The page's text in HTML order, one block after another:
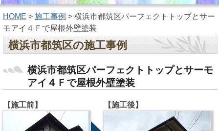
HOME > 施工事例 > 横浜市都筑区パーフェクトトップとサー
モアイ４Ｆで屋根外壁塗装
横浜市都筑区の施工事例
横浜市都筑区パーフェクトトップとサーモ
アイ４Ｆで屋根外壁塗装
【施工前】 【施工後】